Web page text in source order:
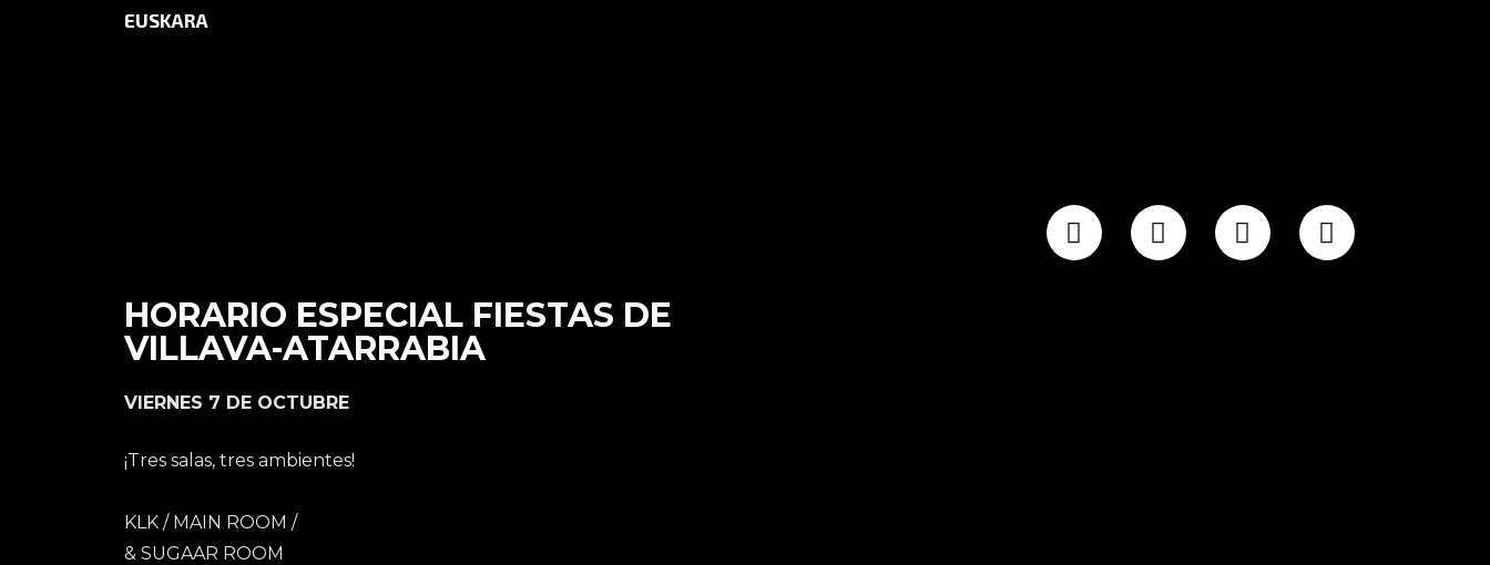
EUSKARA
HORARIO ESPECIAL FIESTAS DE
VILLAVA-ATARRABIA
VIERNES 7 DE OCTUBRE
¡Tres salas, tres ambientes!
KLK / MAIN ROOM /
& SUGAAR ROOM